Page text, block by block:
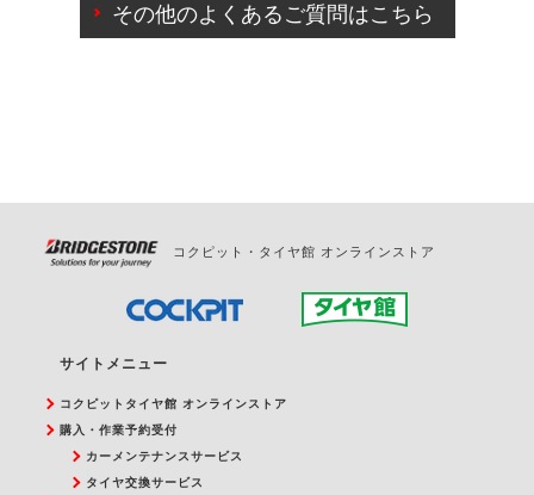
ご来店予約日の3営業日前を過ぎている場合のご予約
の日時変更につきましては、直接ご予約の店舗まで
その他のよくあるご質問はこちら
コクピット・タイヤ館 オンラインストア
サイトメニュー
コクピットタイヤ館 オンラインストア
購入・作業予約受付
カーメンテナンスサービス
タイヤ交換サービス